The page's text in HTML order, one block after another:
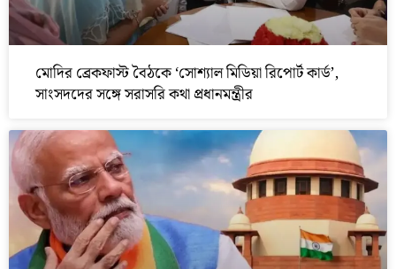
মোদির ব্রেকফাস্ট বৈঠকে ‘সোশ্যাল মিডিয়া রিপোর্ট কার্ড’,
সাংসদদের সঙ্গে সরাসরি কথা প্রধানমন্ত্রীর